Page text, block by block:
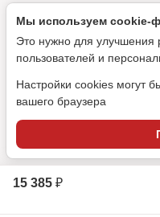
15 385 ₽
Политика
Согласие на
SEO-
Мы используем
Это нужно для улучшения
пользователей и
Настройки cookies могут
вашего браузера